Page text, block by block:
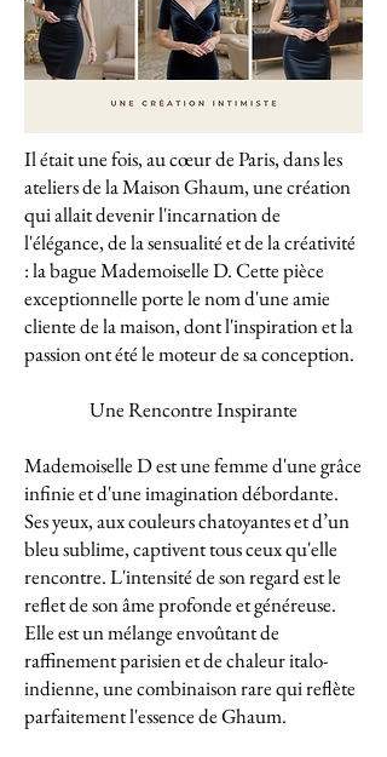
Il était une fois, au cœur de Paris, dans les
ateliers de la Maison Ghaum, une création
qui allait devenir l'incarnation de
l'élégance, de la sensualité et de la créativité
: la bague Mademoiselle D. Cette pièce
exceptionnelle porte le nom d'une amie
cliente de la maison, dont l'inspiration et la
passion ont été le moteur de sa conception.
Une Rencontre Inspirante
Mademoiselle D est une femme d'une grâce
infinie et d'une imagination débordante.
Ses yeux, aux couleurs chatoyantes et d’un
bleu sublime, captivent tous ceux qu'elle
rencontre. L'intensité de son regard est le
reflet de son âme profonde et généreuse.
Elle est un mélange envoûtant de
raffinement parisien et de chaleur italo-
indienne, une combinaison rare qui reflète
parfaitement l'essence de Ghaum.